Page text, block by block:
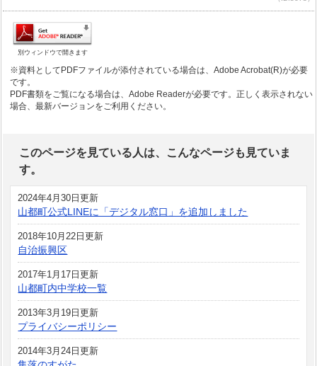
別ウィンドウで開きます
※資料としてPDFファイルが添付されている場合は、Adobe Acrobat(R)が必要
です。
PDF書類をご覧になる場合は、Adobe Readerが必要です。正しく表示されない
場合、最新バージョンをご利用ください。
このページを見ている人は、こんなページも見ていま
す。
2024年4月30日更新
山都町公式LINEに「デジタル窓口」を追加しました
2018年10月22日更新
自治振興区
2017年1月17日更新
山都町内中学校一覧
2013年3月19日更新
プライバシーポリシー
2014年3月24日更新